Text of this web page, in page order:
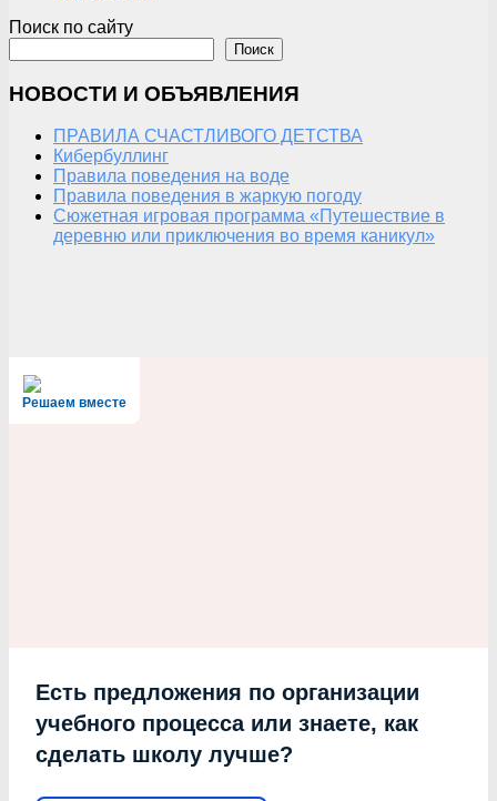
Поиск по сайту
Поиск
НОВОСТИ И ОБЪЯВЛЕНИЯ
ПРАВИЛА СЧАСТЛИВОГО ДЕТСТВА
Кибербуллинг
Правила поведения на воде
Правила поведения в жаркую погоду
Сюжетная игровая программа «Путешествие в
деревню или приключения во время каникул»
Решаем вместе
Есть предложения по организации
учебного процесса или знаете, как
сделать школу лучше?